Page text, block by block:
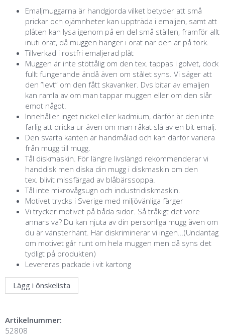
Emaljmuggarna är handgjorda vilket betyder att små
prickar och ojämnheter kan uppträda i emaljen, samt att
plåten kan lysa igenom på en del små ställen, framför allt
inuti örat, då muggen hänger i örat när den är på tork.
Tillverkad i rostfri emaljerad plåt
Muggen är inte stöttålig om den tex. tappas i golvet, dock
fullt fungerande ändå även om stålet syns. Vi säger att
den ”levt” om den fått skavanker. Dvs bitar av emaljen
kan ramla av om man tappar muggen eller om den slår
emot något.
Innehåller inget nickel eller kadmium, därför är den inte
farlig att dricka ur även om man råkat slå av en bit emalj.
Den svarta kanten är handmålad och kan därför variera
från mugg till mugg.
Tål diskmaskin. För längre livslängd rekommenderar vi
handdisk men diska din mugg i diskmaskin om den
tex. blivit missfärgad av blåbärssoppa.
Tål inte mikrovågsugn och industridiskmaskin.
Motivet trycks i Sverige med miljövänliga färger
Vi trycker motivet på båda sidor. Så tråkigt det vore
annars va? Du kan njuta av din personliga mugg även om
du är vänsterhänt. Här diskriminerar vi ingen...(Undantag
om motivet går runt om hela muggen men då syns det
tydligt på produkten)
Levereras packade i vit kartong
Lägg i önskelista
Artikelnummer:
52808